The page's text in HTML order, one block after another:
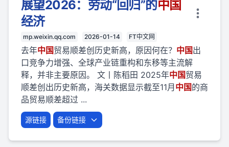
展望2026：劳动“回归”的中国
经济
mp.weixin.qq.com 2026-01-14 FT中文网
去年中国贸易顺差创历史新高，原因何在？ 中国出
口竞争力增强、全球产业链重构和东移等主流解
释，并非主要原因。 文丨陈稻田 2025年中国贸易
顺差创出历史新高，海关数据显示截至11月 中国的商
品贸易顺差超过 ...
源链接 备份链接